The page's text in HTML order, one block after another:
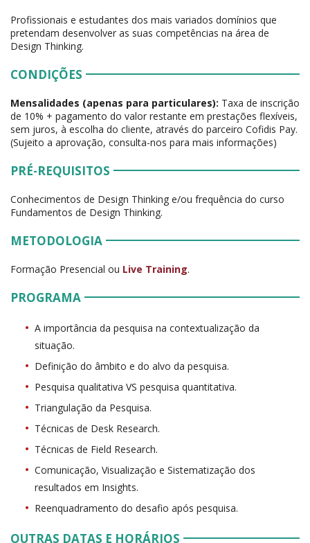
Profissionais e estudantes dos mais variados domínios que
pretendam desenvolver as suas competências na área de
Design Thinking.
CONDIÇÕES
Mensalidades (apenas para particulares): Taxa de inscrição
de 10% + pagamento do valor restante em prestações flexíveis,
sem juros, à escolha do cliente, através do parceiro Cofidis Pay.
(Sujeito a aprovação, consulta-nos para mais informações)
PRÉ-REQUISITOS
Conhecimentos de Design Thinking e/ou frequência do curso
Fundamentos de Design Thinking.
METODOLOGIA
Formação Presencial ou Live Training.
PROGRAMA
A importância da pesquisa na contextualização da
situação.
Definição do âmbito e do alvo da pesquisa.
Pesquisa qualitativa VS pesquisa quantitativa.
Triangulação da Pesquisa.
Técnicas de Desk Research.
Técnicas de Field Research.
Comunicação, Visualização e Sistematização dos
resultados em Insights.
Reenquadramento do desafio após pesquisa.
OUTRAS DATAS E HORÁRIOS